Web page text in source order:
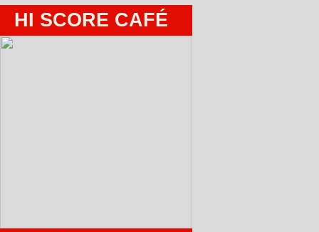
HI SCORE CAFÉ